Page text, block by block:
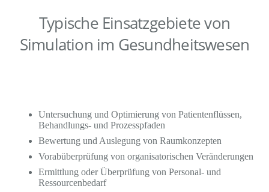
Typische Einsatzgebiete von
Simulation im Gesundheitswesen
Untersuchung und Optimierung von Patientenflüssen,
Behandlungs- und Prozesspfaden
Bewertung und Auslegung von Raumkonzepten
Vorabüberprüfung von organisatorischen Veränderungen
Ermittlung oder Überprüfung von Personal- und
Ressourcenbedarf